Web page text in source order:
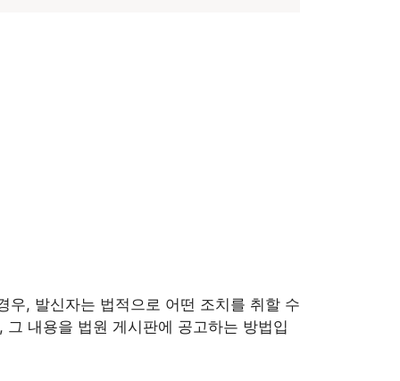
우, 발신자는 법적으로 어떤 조치를 취할 수
내용을 법원 게시판에 공고하는 방법입